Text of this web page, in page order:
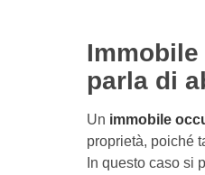
parla di
Un immobile
proprietà, poiché
In questo caso si